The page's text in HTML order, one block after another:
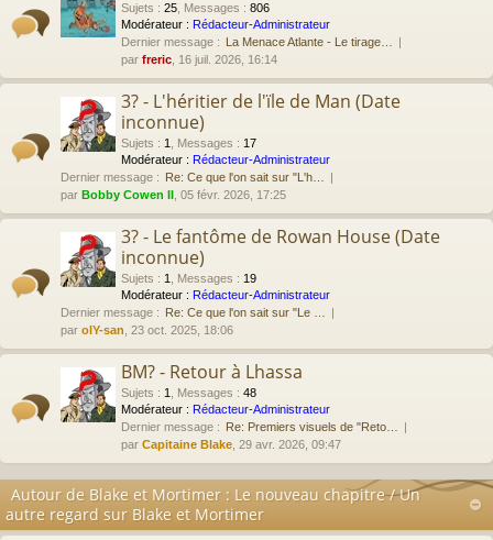
Sujets : 25 Messages : 806
Modérateur : Rédacteur-Administrateur
Dernier message : La Menace Atlante - Le tirage…
par freric , 16 juil. 2026, 16:14
3? - L'héritier de l'ïle de Man (Date
inconnue)
Sujets : 1 Messages : 17
Modérateur : Rédacteur-Administrateur
Dernier message : Re: Ce que l'on sait sur "L'h…
par Bobby Cowen II , 05 févr. 2026, 17:25
3? - Le fantôme de Rowan House (Date
inconnue)
Sujets : 1 Messages : 19
Modérateur : Rédacteur-Administrateur
Dernier message : Re: Ce que l'on sait sur "Le …
par olY-san , 23 oct. 2025, 18:06
BM? - Retour à Lhassa
Sujets : 1 Messages : 48
Modérateur : Rédacteur-Administrateur
Dernier message : Re: Premiers visuels de "Reto…
par Capitaine Blake , 29 avr. 2026, 09:47
Autour de Blake et Mortimer : Le nouveau chapitre / Un
autre regard sur Blake et Mortimer